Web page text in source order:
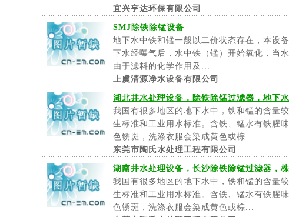
宜兴亨达环保有限公司
SMJ除铁除锰设备
地下水中铁和锰一般以二价状态存在，本设
下水经曝气后，水中铁（锰）开始氧化，当
由于滤料的化学作用及...
上虞清源净水设备有限公司
湖北井水处理设备，除铁除锰过滤器，地下
我国有很多地区的地下水中，铁和锰的含量
生标准和工业用水标准。含铁、锰水有铁腥
色锈斑，洗涤衣服会染成黄色或棕...
东莞市陶氏水处理工程有限公司
湖南井水处理设备，长沙除铁除锰过滤器，
我国有很多地区的地下水中，铁和锰的含量
生标准和工业用水标准。含铁、锰水有铁腥
色锈斑，洗涤衣服会染成黄色或棕...